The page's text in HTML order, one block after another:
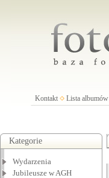
Kontakt Lista albumów
Kategorie
Wydarzenia
Jubileusze w AGH